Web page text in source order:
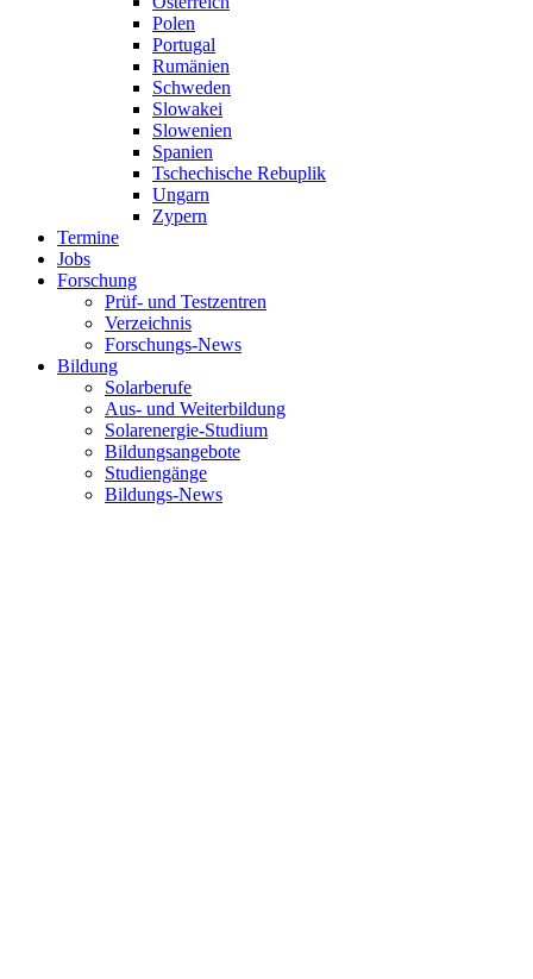
Polen
Portugal
Rumänien
Schweden
Slowakei
Slowenien
Spanien
Tschechische Rebuplik
Ungarn
Zypern
Termine
Jobs
Forschung
Prüf- und Testzentren
Verzeichnis
Forschungs-News
Bildung
Solarberufe
Aus- und Weiterbildung
Solarenergie-Studium
Bildungsangebote
Studiengänge
Bildungs-News